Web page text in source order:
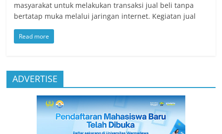
masyarakat untuk melakukan transaksi jual beli tanpa
bertatap muka melalui jaringan internet. Kegiatan jual
Read more
ADVERTISE